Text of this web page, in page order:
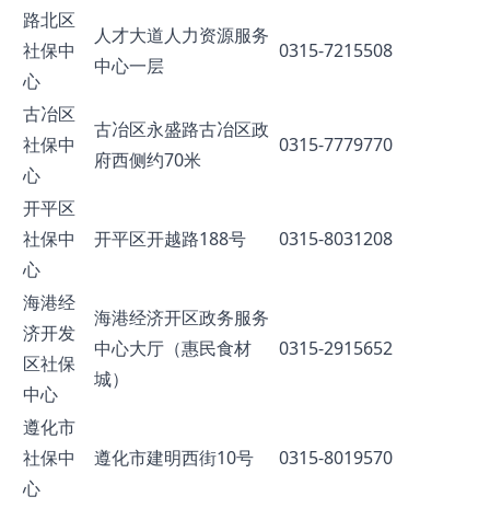
路北区
社保中
心
人才大道人力资源服务
中心一层
0315-7215508
古冶区
社保中
心
古冶区永盛路古冶区政
府西侧约70米
0315-7779770
开平区
社保中
心
开平区开越路188号 0315-8031208
海港经
济开发
区社保
中心
海港经济开区政务服务
中心大厅（惠民食材
城）
0315-2915652
遵化市
社保中
心
遵化市建明西街10号 0315-8019570